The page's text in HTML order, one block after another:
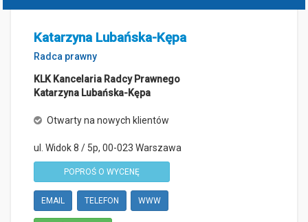
Katarzyna Lubańska-Kępa
Radca prawny
KLK Kancelaria Radcy Prawnego
Katarzyna Lubańska-Kępa
Otwarty na nowych klientów
ul. Widok 8 / 5p, 00-023 Warszawa
POPROŚ O WYCENĘ
EMAIL TELEFON WWW